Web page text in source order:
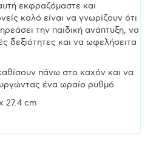
εκφραζόμαστε και
καλό είναι να γνωρίζουν ότι
την παιδική ανάπτυξη, να
δεξιότητες και να ωφελήσειτα
πάνω στο καχόν και να
ένα ωραίο ρυθμό.
27.4 cm